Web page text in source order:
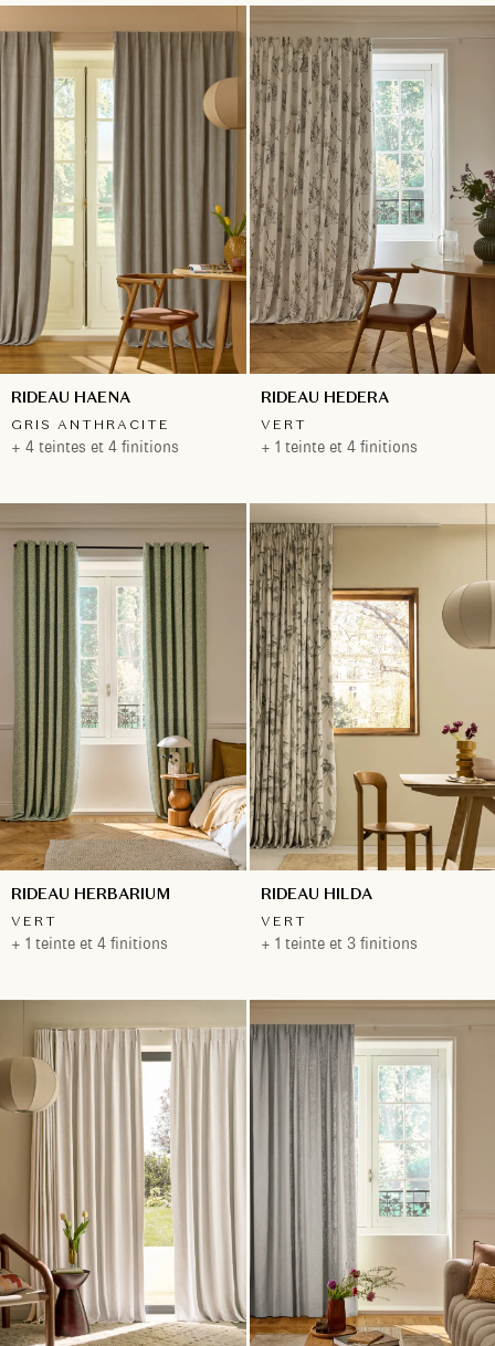
RIDEAU HAENA
GRIS ANTHRACITE
+ 4 teintes et 4 finitions
RIDEAU HEDERA
VERT
+ 1 teinte et 4 finitions
RIDEAU HERBARIUM
VERT
+ 1 teinte et 4 finitions
RIDEAU HILDA
VERT
+ 1 teinte et 3 finitions